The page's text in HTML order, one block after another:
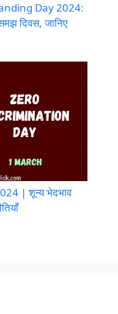
Day 2024:
दिवस, जानिए
| शून्य भेदभाव